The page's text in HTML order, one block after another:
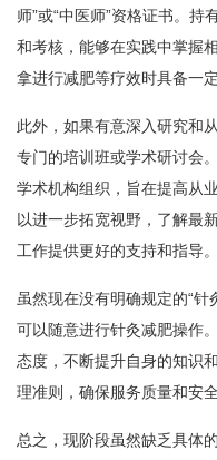
师”或“中医师”资格证书。
和考核，能够在实践中掌握
拿进行减肥等疗效时具备一
此外，如果有意深入研究和
专门的培训班或学术研讨会
学术机构组织，旨在提高从
以进一步拓宽视野，了解最
工作提供更好的支持和指导。
虽然现在没有明确规定的“
可以随意进行针灸减肥操作
态度，不断提升自身的知识
理准则，确保服务质量和安全
总之，现阶段虽然缺乏具体